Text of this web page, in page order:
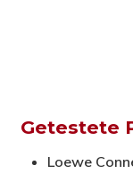
Getestete
Loewe